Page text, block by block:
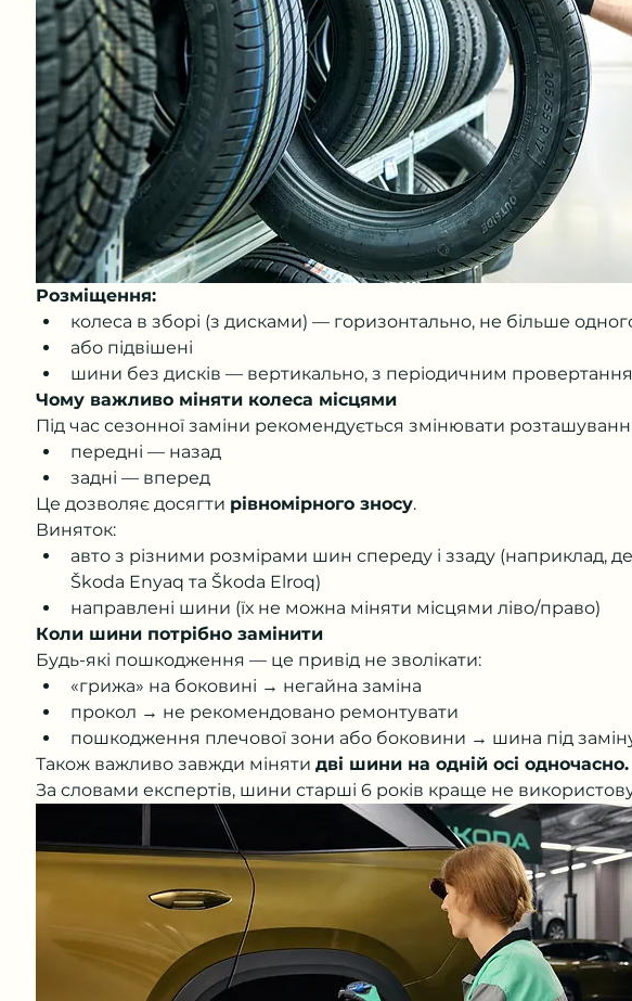
Розміщення:
колеса в зборі (з дисками) — горизонтально, не більше
або підвішені
шини без дисків — вертикально, з періодичним
Чому важливо міняти колеса місцями
Під час сезонної заміни рекомендується змінювати
передні — назад
задні — вперед
Це дозволяє досягти рівномірного зносу.
Виняток:
авто з різними розмірами шин спереду і ззаду (наприклад,
Škoda Enyaq та Škoda Elroq)
направлені шини (їх не можна міняти місцями ліво/право)
Коли шини потрібно замінити
Будь-які пошкодження — це привід не зволікати:
«грижа» на боковині → негайна заміна
прокол → не рекомендовано ремонтувати
пошкодження плечової зони або боковини → шина під
Також важливо завжди міняти дві шини на одній осі одночасно.
За словами експертів, шини старші 6 років краще не